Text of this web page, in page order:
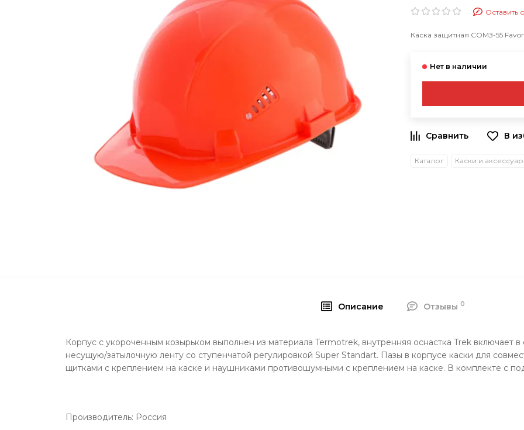
Оставить
Каска защитная СОМЗ-55
В
Каталог Каски и
Описание Отзывы 0
Корпус c укороченным козырьком выполнен из материала Termotrek, внутренняя оснастка Trek включает
несущую/затылочную ленту со ступенчатой регулировкой Super Standart. Пазы в корпусе каски для
щитками с креплением на каске и наушниками противошумными с креплением на каске. В комплекте с
Производитель: Россия